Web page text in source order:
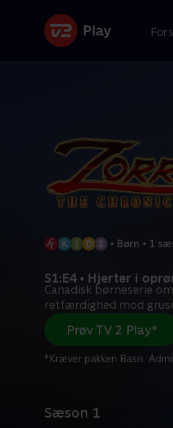
• Børn • 1
S1:E4 • Hjerter i
Canadisk børneserie
retfærdighed mod
Prøv TV 2 Play*
*Kræver pakken Basis.
Sæson 1